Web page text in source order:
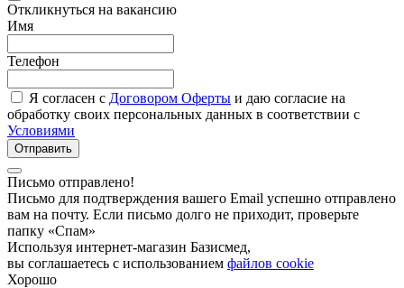
Откликнуться на вакансию
Имя
Телефон
Я согласен с Договором Оферты и даю согласие на
обработку своих персональных данных в соответствии с
Условиями
Отправить
Письмо отправлено!
Письмо для подтверждения вашего Email успешно отправлено
вам на почту. Если письмо долго не приходит, проверьте
папку «Спам»
Используя интернет-магазин Базисмед,
вы соглашаетесь с использованием файлов cookie
Хорошо